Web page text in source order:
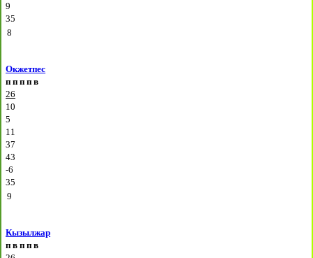
9
35
8
Окжетпес
п п п п в
26
10
5
11
37
43
-6
35
9
Кызылжар
п в п п в